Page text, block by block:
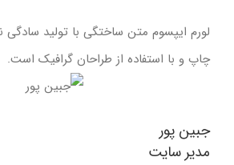
لورم ایپسوم متن ساختگی با تولید سادگی
چاپ و با استفاده از طراحان گرافیک است.
جبین پور
مدیر سایت